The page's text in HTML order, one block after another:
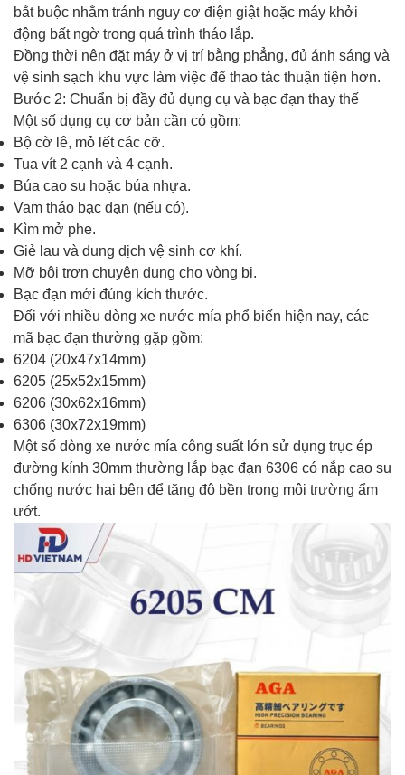
bắt buộc nhằm tránh nguy cơ điện giật hoặc máy khởi
động bất ngờ trong quá trình tháo lắp.
Đồng thời nên đặt máy ở vị trí bằng phẳng, đủ ánh sáng và
vệ sinh sạch khu vực làm việc để thao tác thuận tiện hơn.
Bước 2: Chuẩn bị đầy đủ dụng cụ và bạc đạn thay thế
Một số dụng cụ cơ bản cần có gồm:
Bộ cờ lê, mỏ lết các cỡ.
Tua vít 2 cạnh và 4 cạnh.
Búa cao su hoặc búa nhựa.
Vam tháo bạc đạn (nếu có).
Kìm mở phe.
Giẻ lau và dung dịch vệ sinh cơ khí.
Mỡ bôi trơn chuyên dụng cho vòng bi.
Bạc đạn mới đúng kích thước.
Đối với nhiều dòng xe nước mía phổ biến hiện nay, các
mã bạc đạn thường gặp gồm:
6204 (20x47x14mm)
6205 (25x52x15mm)
6206 (30x62x16mm)
6306 (30x72x19mm)
Một số dòng xe nước mía công suất lớn sử dụng trục ép
đường kính 30mm thường lắp bạc đạn 6306 có nắp cao su
chống nước hai bên để tăng độ bền trong môi trường ẩm
ướt.